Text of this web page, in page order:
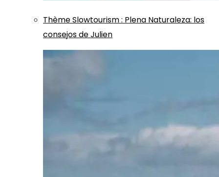
ThèmeSlowtourism: Plena Naturaleza: los
consejos de Julien